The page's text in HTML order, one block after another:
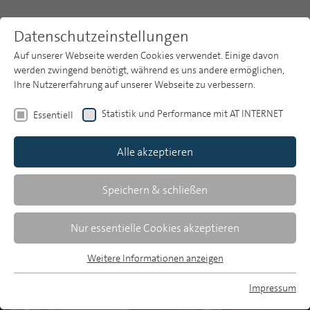
Themen Medieninhalte
Wofür nutzen Jugendliche
KI-Anwendungen?
Nutzungsmotive von Künstlicher Intelligenz im
Datenschutzeinstellungen
Auf unserer Webseite werden Cookies verwendet. Einige davon
werden zwingend benötigt, während es uns andere ermöglichen,
Ihre Nutzererfahrung auf unserer Webseite zu verbessern.
Essentiell Statistik und Performance mit AT INTERNET
Alle akzeptieren
Speichern & schließen
Nur essentielle Cookies akzeptieren
Essentielle Cookies werden für grundlegende Funktionen der
Weitere Informationen anzeigen
Impressum